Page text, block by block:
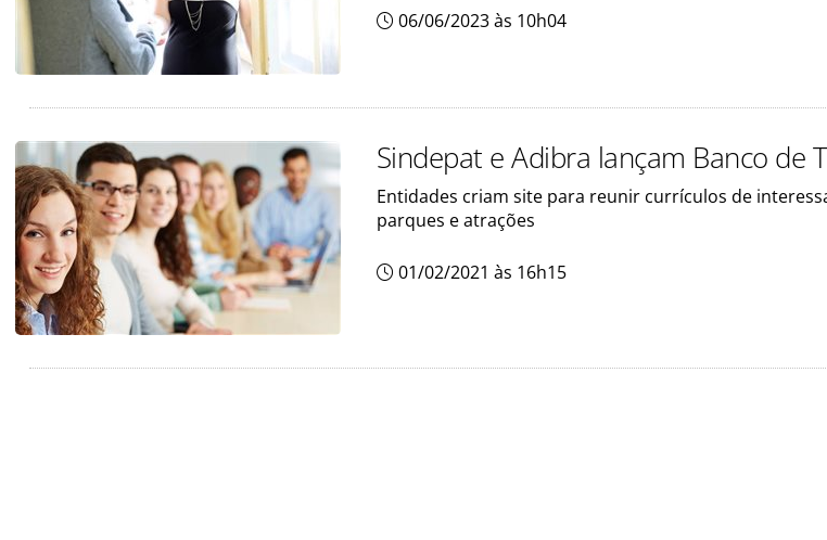
06/06/2023 às 10h04
Sindepat e Adibra lançam Banco de
Entidades criam site para reunir currículos de
parques e atrações
01/02/2021 às 16h15